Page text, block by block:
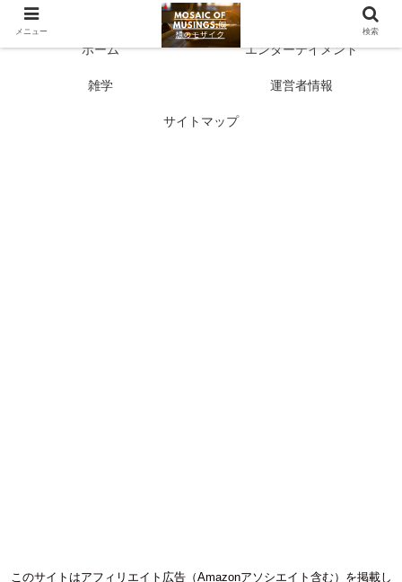
多彩な情報源 人生に新たな気づきを
ホーム エンターテイメント
雑学 運営者情報
サイトマップ
このサイトはアフィリエイト広告（Amazonアソシエイト含む）を掲載し
メニュー 検索